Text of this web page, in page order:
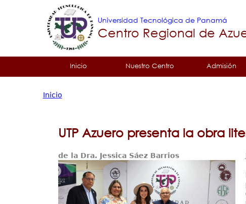
Universidad Tecnológica de Panamá
Centro Regional de
Tropical
Principal
Inicio Nuestro Centro Admisión
está
Inicio
UTP Azuero presenta la obra
de la Dra. Jessica Sáez Barrios